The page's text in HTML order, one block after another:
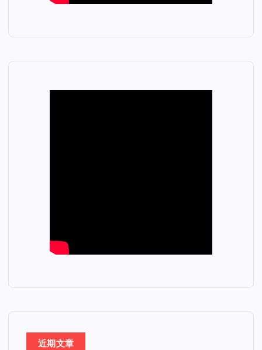
近期文章